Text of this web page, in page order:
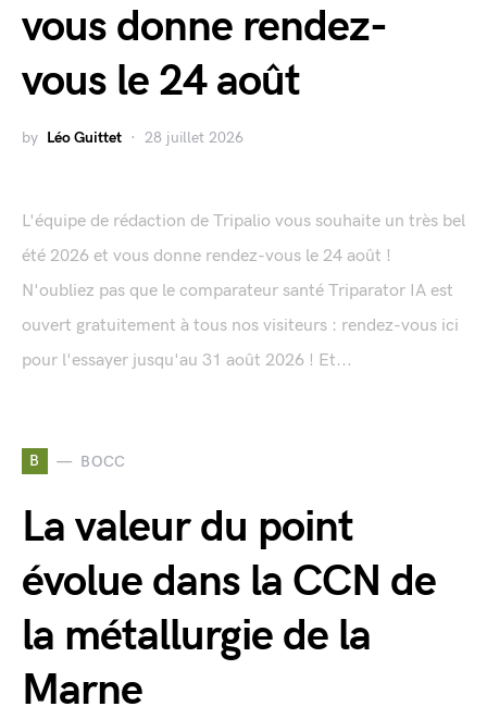
vous donne rendez-
vous le 24 août
by Léo Guittet 28 juillet 2026
L'équipe de rédaction de Tripalio vous souhaite un très bel
été 2026 et vous donne rendez-vous le 24 août !
N'oubliez pas que le comparateur santé Triparator IA est
ouvert gratuitement à tous nos visiteurs : rendez-vous ici
pour l'essayer jusqu'au 31 août 2026 ! Et...
B BOCC
La valeur du point
évolue dans la CCN de
la métallurgie de la
Marne